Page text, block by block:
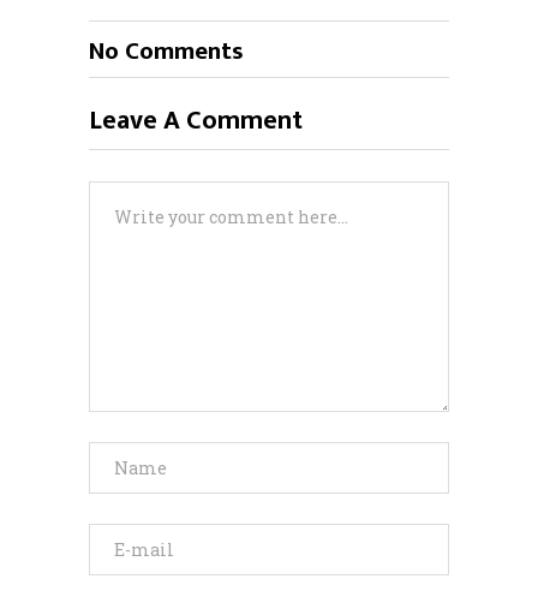
No Comments
Leave A Comment